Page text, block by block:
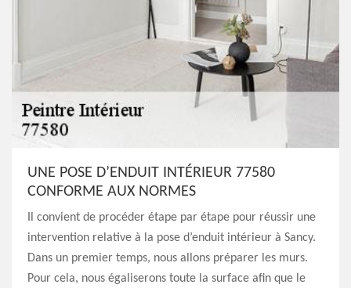
UNE POSE D’ENDUIT INTÉRIEUR 77580
CONFORME AUX NORMES
Il convient de procéder étape par étape pour réussir une
intervention relative à la pose d’enduit intérieur à Sancy.
Dans un premier temps, nous allons préparer les murs.
Pour cela, nous égaliserons toute la surface afin que le